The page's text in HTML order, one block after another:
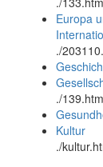
Europa
./
./139.htm
Kultur
./